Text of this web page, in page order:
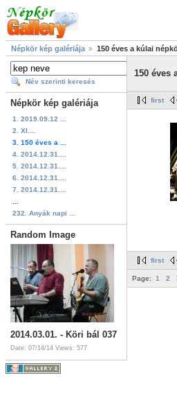
Népkör kép galériája 150 éves a kúlai
Név szerinti keresés
Népkör kép galériája
1. 2019.09.12 ...
2. XI....
3. 150 éves a ...
4. 2014.12.31....
5. 2014.12.31....
6. 2014.12.31....
7. 2014.12.31....
232. Anyák napi ...
Random Image
2014.03.01. - Köri bál 037
Date: 07/14/14 Views: 577
150 éves
first
first
Page: 1 2